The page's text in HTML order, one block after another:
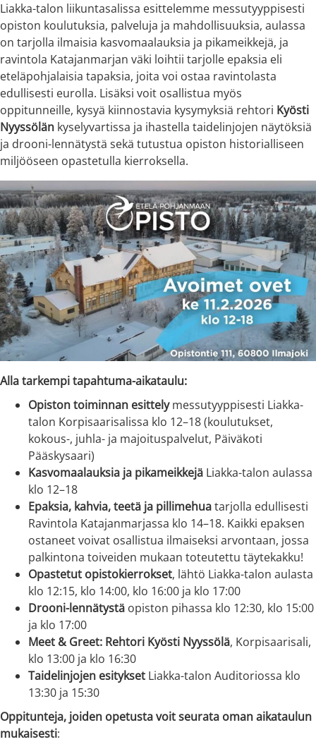
Liakka-talon liikuntasalissa esittelemme messutyyppisesti
opiston koulutuksia, palveluja ja mahdollisuuksia, aulassa
on tarjolla ilmaisia kasvomaalauksia ja pikameikkejä, ja
ravintola Katajanmarjan väki loihtii tarjolle epaksia eli
eteläpohjalaisia tapaksia, joita voi ostaa ravintolasta
edullisesti eurolla. Lisäksi voit osallistua myös
oppitunneille, kysyä kiinnostavia kysymyksiä rehtori Kyösti
Nyyssölän kyselyvartissa ja ihastella taidelinjojen näytöksiä
ja drooni-lennätystä sekä tutustua opiston historialliseen
miljööseen opastetulla kierroksella.
Alla tarkempi tapahtuma-aikataulu:
Opiston toiminnan esittelymessutyyppisesti Liakka-
talon Korpisaarisalissa klo 12–18 (koulutukset,
kokous-, juhla- ja majoituspalvelut, Päiväkoti
Pääskysaari)
Kasvomaalauksia ja pikameikkejä Liakka-talon aulassa
klo 12–18
Epaksia, kahvia, teetä ja pillimehuatarjolla edullisesti
Ravintola Katajanmarjassa klo 14–18. Kaikki epaksen
ostaneet voivat osallistua ilmaiseksi arvontaan, jossa
palkintona toiveiden mukaan toteutettu täytekakku!
Opastetut opistokierrokset, lähtö Liakka-talon aulasta
klo 12:15, klo 14:00, klo 16:00 ja klo 17:00
Drooni-lennätystä opiston pihassa klo 12:30, klo 15:00
ja klo 17:00
Meet & Greet: Rehtori Kyösti Nyyssölä, Korpisaarisali,
klo 13:00 ja klo 16:30
Taidelinjojen esitykset Liakka-talon Auditoriossa klo
13:30 ja 15:30
Oppitunteja, joiden opetusta voit seurata oman aikataulun
mukaisesti: